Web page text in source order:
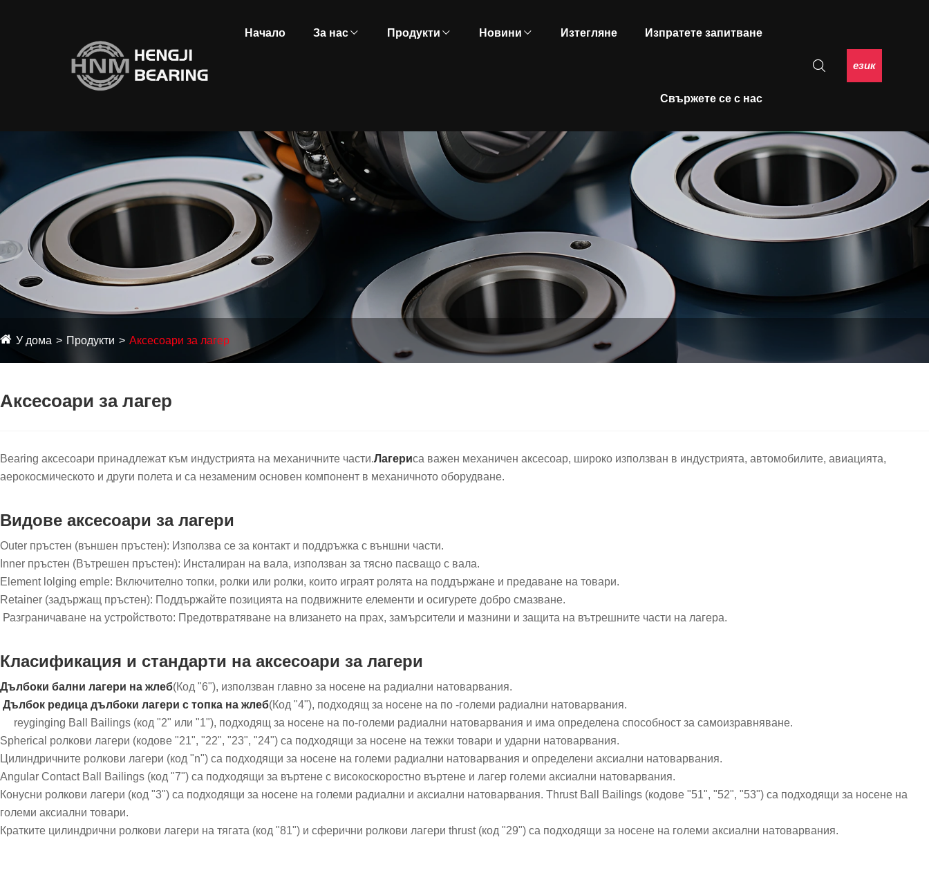
Начало За нас Продукти Новини Изтегляне Изпратете запитване
Свържете се с нас
език
У дома Продукти Аксесоари за лагер
Аксесоари за лагер
‌Bearing аксесоари принадлежат към индустрията на механичните части‌.Лагериса важен механичен аксесоар, широко използван в индустрията, автомобилите, авиацията,
аерокосмическото и други полета и са незаменим основен компонент в механичното оборудване.
Видове аксесоари за лагери
‌Outer пръстен (външен пръстен): Използва се за контакт и поддръжка с външни части.
‌Inner пръстен (Вътрешен пръстен): Инсталиран на вала, използван за тясно пасващо с вала.
Element ‌lolging emple‌: Включително топки, ролки или ролки, които играят ролята на поддържане и предаване на товари.
‌Retainer (задържащ пръстен): Поддържайте позицията на подвижните елементи и осигурете добро смазване.
‌ Разграничаване на устройството‌: Предотвратяване на влизането на прах, замърсители и мазнини и защита на вътрешните части на лагера.
Класификация и стандарти на аксесоари за лагери
Дълбоки бални лагери на жлеб‌(Код "6"), използван главно за носене на радиални натоварвания.
‌ Дълбок редица дълбоки лагери с топка на жлеб‌(Код "4"), подходящ за носене на по -големи радиални натоварвания.
‌ ‌ ‌ ‌ ‌ reyginging Ball Bailings‌ (код "2" или "1"), подходящ за носене на по-големи радиални натоварвания и има определена способност за самоизравняване.
‌Spherical ролкови лагери‌ (кодове "21", "22", "23", "24") са подходящи за носене на тежки товари и ударни натоварвания. ‌
Цилиндричните ролкови лагери‌ (код "n") са подходящи за носене на големи радиални натоварвания и определени аксиални натоварвания. ‌
Angular Contact Ball Bailings‌ (код "7") са подходящи за въртене с високоскоростно въртене и лагер големи аксиални натоварвания. ‌
Конусни ролкови лагери‌ (код "3") са подходящи за носене на големи радиални и аксиални натоварвания. ‌Thrust Ball Bailings‌ (кодове "51", "52", "53") са подходящи за носене на
големи аксиални товари. ‌
Кратките цилиндрични ролкови лагери на тягата (код "81") и сферични ролкови лагери ‌thrust‌ (код "29") са подходящи за носене на големи аксиални натоварвания.